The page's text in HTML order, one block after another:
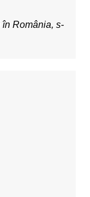
România, s-